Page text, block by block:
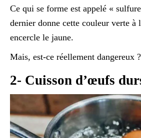
Ce qui se forme est appelé «
dernier donne cette couleur verte à
encercle le jaune.
Mais, est-ce réellement dangereux
2- Cuisson d’œufs